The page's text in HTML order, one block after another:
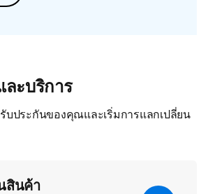
ละบริการ
บประกันของคุณและเริ่มการแลกเปลี่ยน
สินค้า